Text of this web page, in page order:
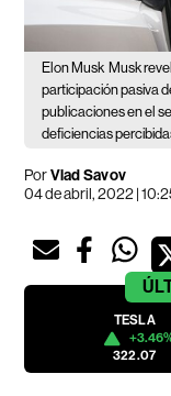
Elon Musk Musk
participación pasiva
publicaciones en el
deficiencias
PorVlad Savov
04 de abril, 2022 |
TESLA
322.07